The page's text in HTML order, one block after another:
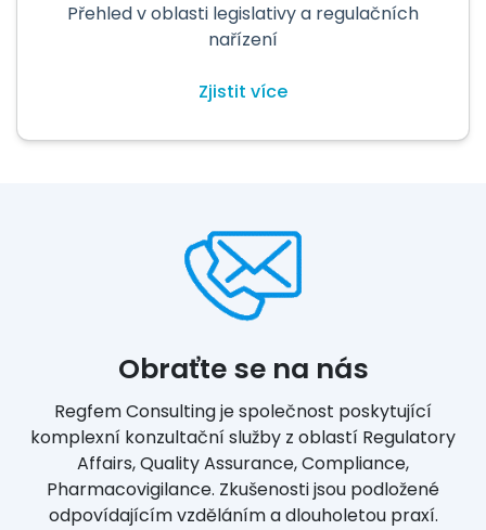
Přehled v oblasti legislativy a regulačních
nařízení
Zjistit více
Obraťte se na nás
Regfem Consulting je společnost poskytující
komplexní konzultační služby z oblastí Regulatory
Affairs, Quality Assurance, Compliance,
Pharmacovigilance. Zkušenosti jsou podložené
odpovídajícím vzděláním a dlouholetou praxí.